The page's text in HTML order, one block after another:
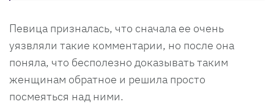
Певица призналась, что сначала ее очень
уязвляли такие комментарии, но после она
поняла, что бесполезно доказывать таким
женщинам обратное и решила просто
посмеяться над ними.